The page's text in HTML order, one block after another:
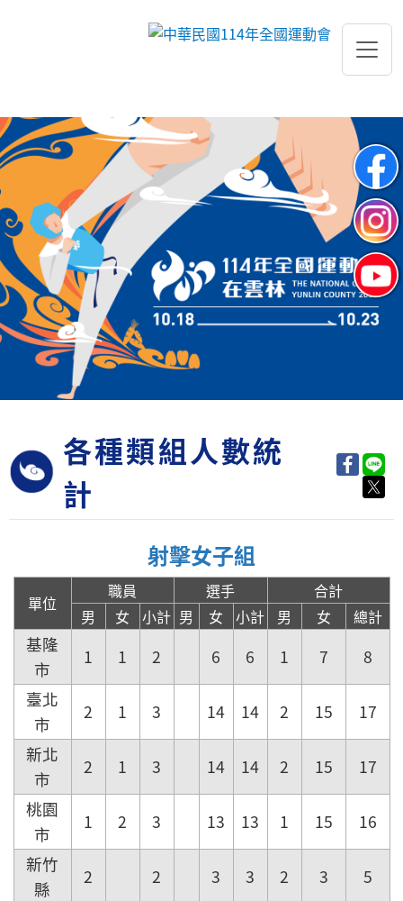
跳到主要內容
各種類組人數統
計
射擊女子組
單位
職員 選手
合計
男
女 小計 男 女 小計 男 女 總計
基隆
市
1 1 2 6 6 1 7
8
臺北
市
2 1 3 14 14 2 15
17
新北
市
2 1 3 14 14 2 15
17
桃園
市
1 2 3 13 13 1 15
16
新竹
縣
2 2 3 3 2 3
5